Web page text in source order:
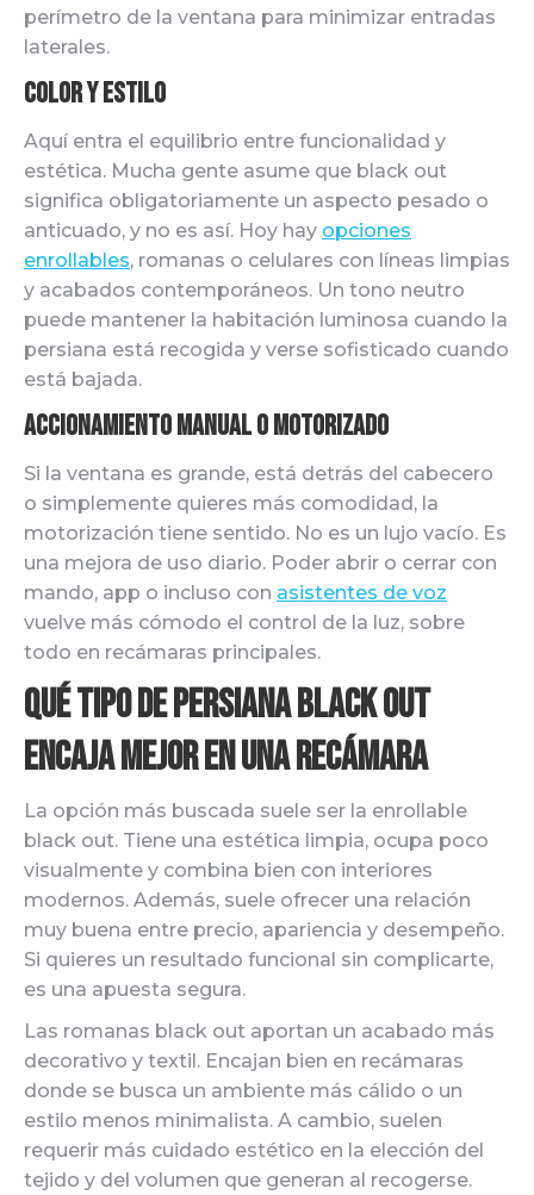
perímetro de la ventana para minimizar entradas
laterales.
Color y estilo
Aquí entra el equilibrio entre funcionalidad y
estética. Mucha gente asume que black out
significa obligatoriamente un aspecto pesado o
anticuado, y no es así. Hoy hay opciones
enrollables, romanas o celulares con líneas limpias
y acabados contemporáneos. Un tono neutro
puede mantener la habitación luminosa cuando la
persiana está recogida y verse sofisticado cuando
está bajada.
Accionamiento manual o motorizado
Si la ventana es grande, está detrás del cabecero
o simplemente quieres más comodidad, la
motorización tiene sentido. No es un lujo vacío. Es
una mejora de uso diario. Poder abrir o cerrar con
mando, app o incluso con asistentes de voz
vuelve más cómodo el control de la luz, sobre
todo en recámaras principales.
Qué tipo de persiana black out
encaja mejor en una recámara
La opción más buscada suele ser la enrollable
black out. Tiene una estética limpia, ocupa poco
visualmente y combina bien con interiores
modernos. Además, suele ofrecer una relación
muy buena entre precio, apariencia y desempeño.
Si quieres un resultado funcional sin complicarte,
es una apuesta segura.
Las romanas black out aportan un acabado más
decorativo y textil. Encajan bien en recámaras
donde se busca un ambiente más cálido o un
estilo menos minimalista. A cambio, suelen
requerir más cuidado estético en la elección del
tejido y del volumen que generan al recogerse.